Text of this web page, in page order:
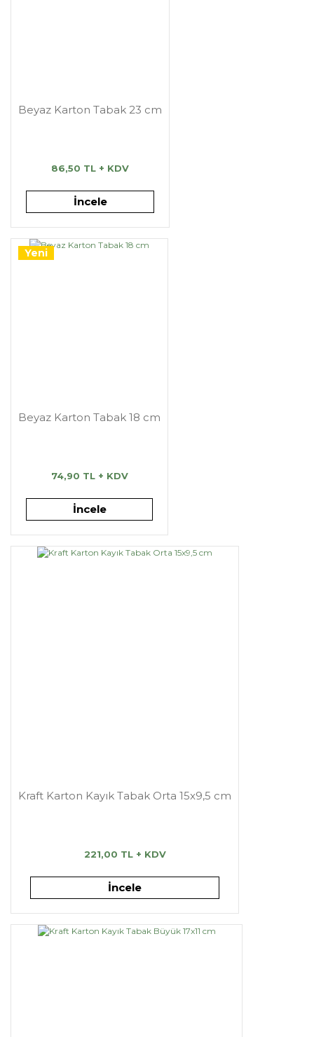
Beyaz Karton Tabak 23 cm
86,50 TL + KDV
İncele
Yeni
Beyaz Karton Tabak 18 cm
74,90 TL + KDV
İncele
Kraft Karton Kayık Tabak Orta 15x9,5 cm
221,00 TL + KDV
İncele